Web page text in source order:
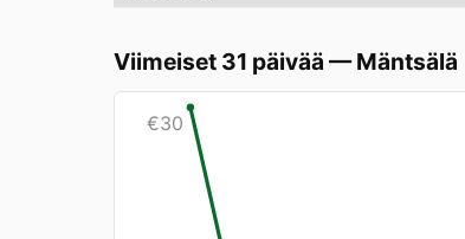
Viimeiset 31 päivää —Mäntsälä
€30